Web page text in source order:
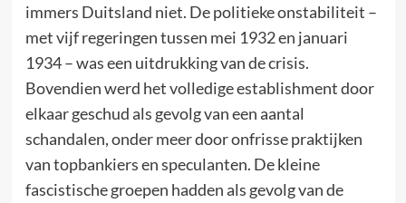
immers Duitsland niet. De politieke onstabiliteit –
met vijf regeringen tussen mei 1932 en januari
1934 – was een uitdrukking van de crisis.
Bovendien werd het volledige establishment door
elkaar geschud als gevolg van een aantal
schandalen, onder meer door onfrisse praktijken
van topbankiers en speculanten. De kleine
fascistische groepen hadden als gevolg van de